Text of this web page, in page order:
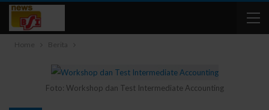
Home Berita
Foto: Workshop dan Test Intermediate Accounting